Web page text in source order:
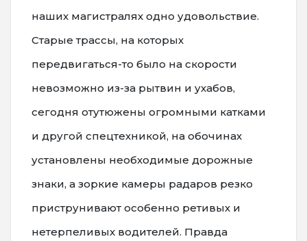
наших магистралях одно удовольствие.
Старые трассы, на которых
передвигаться-то было на скорости
невозможно из-за рытвин и ухабов,
сегодня отутюжены огромными катками
и другой спецтехникой, на обочинах
установлены необходимые дорожные
знаки, а зоркие камеры радаров резко
приструнивают особенно ретивых и
нетерпеливых водителей. Правда